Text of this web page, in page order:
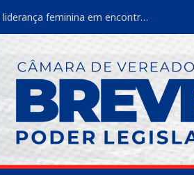
Vereadoras de Breves fortalecem liderança feminina em encontro estadual